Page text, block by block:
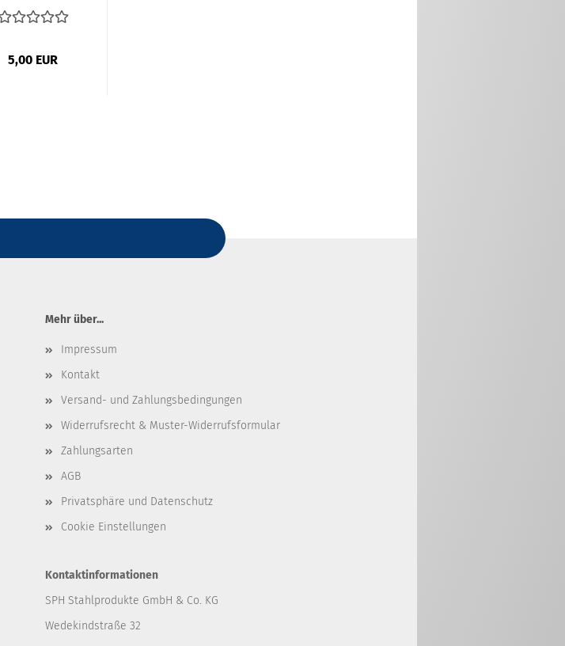
Innensechskant...
5,00 EUR
Mehr über...
Impressum
Kontakt
Versand- und Zahlungsbedingungen
Widerrufsrecht & Muster-Widerrufsformular
Zahlungsarten
AGB
Privatsphäre und Datenschutz
Cookie Einstellungen
Kontaktinformationen
SPH Stahlprodukte GmbH & Co. KG
Wedekindstraße 32